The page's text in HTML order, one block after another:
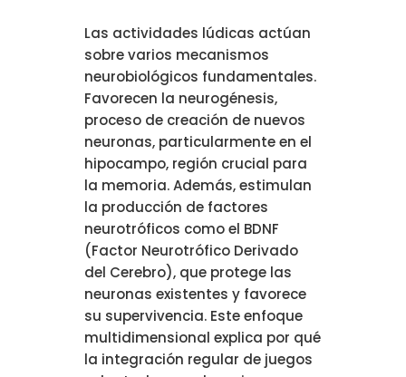
Las actividades lúdicas actúan
sobre varios mecanismos
neurobiológicos fundamentales.
Favorecen la neurogénesis,
proceso de creación de nuevos
neuronas, particularmente en el
hipocampo, región crucial para
la memoria. Además, estimulan
la producción de factores
neurotróficos como el BDNF
(Factor Neurotrófico Derivado
del Cerebro), que protege las
neuronas existentes y favorece
su supervivencia. Este enfoque
multidimensional explica por qué
la integración regular de juegos